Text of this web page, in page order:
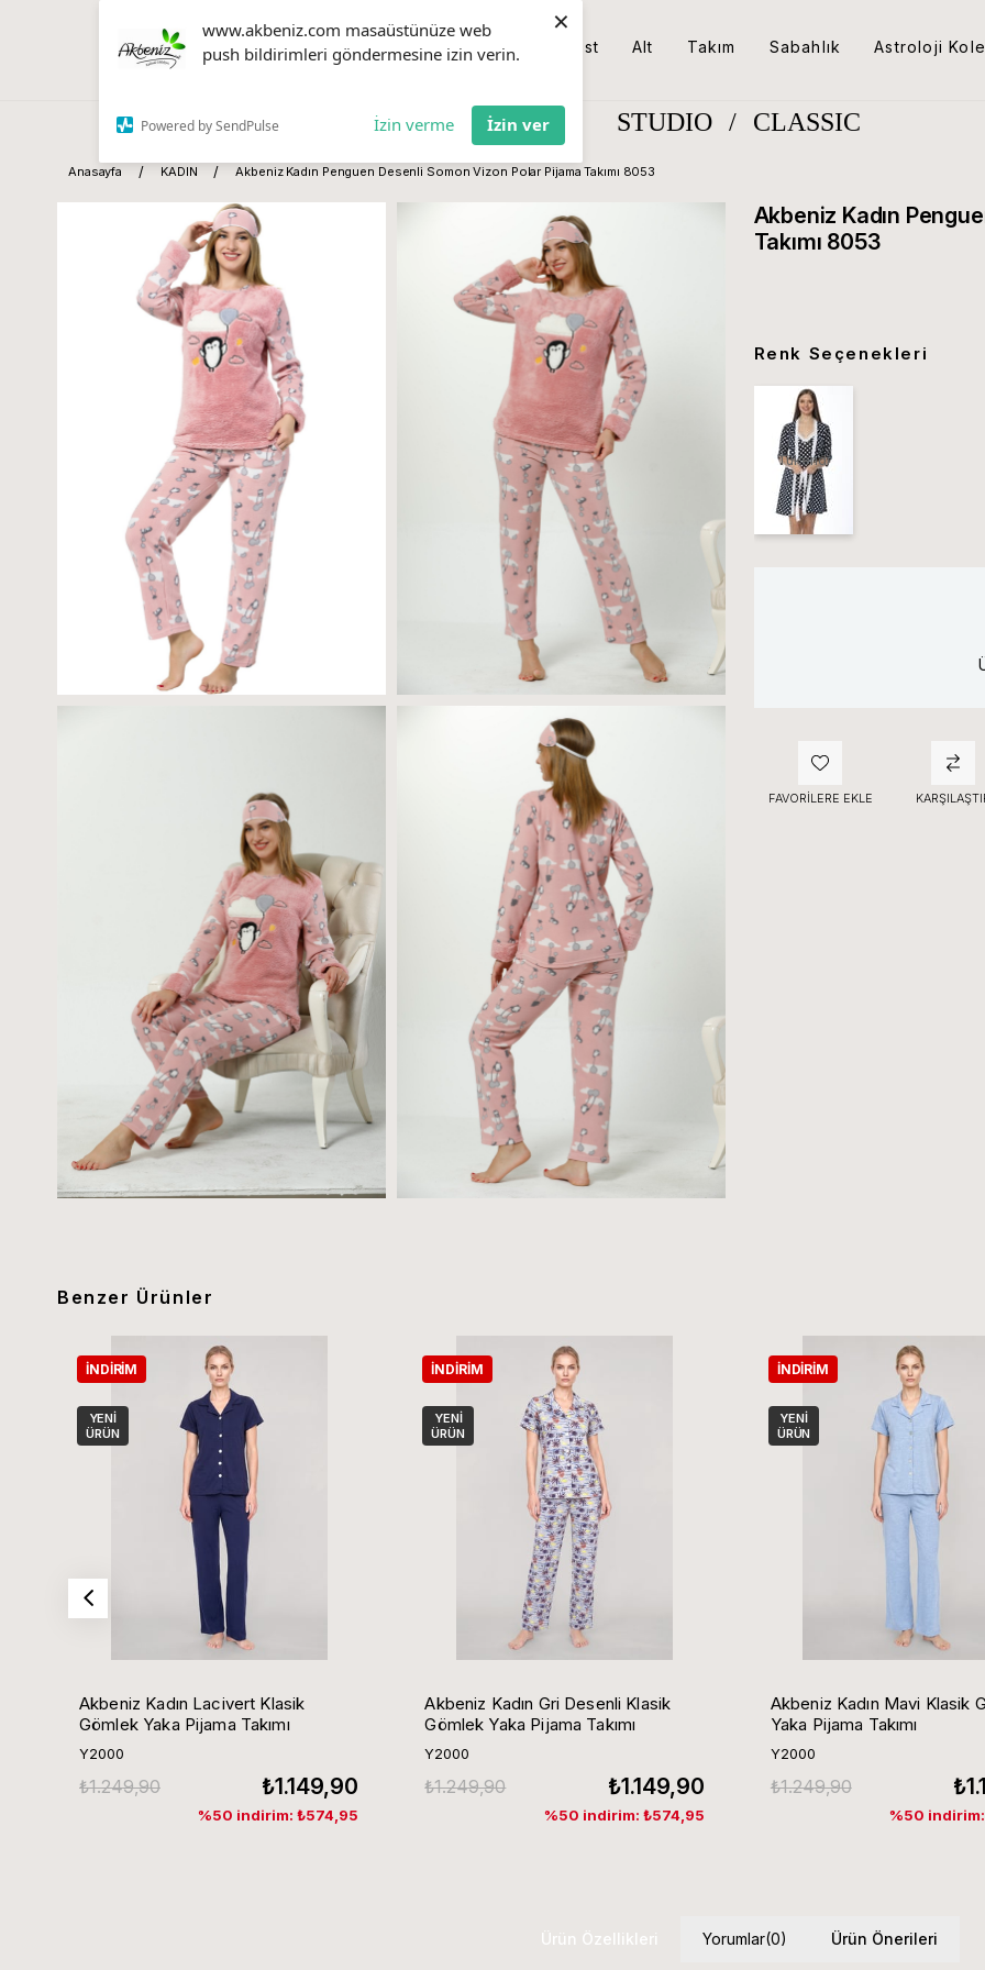
www.akbeniz.com masaüstünüze web
push bildirimleri göndermesine izin verin.
Powered by SendPulse İzin verme İzin ver
×
Üst Alt Takım Sabahlık Astroloji
STUDIO / CLASSIC
Anasayfa KADIN Akbeniz Kadın Penguen Desenli Somon Vizon Polar Pijama Takımı 8053
Akbeniz Kadın
Takımı 8053
Renk Seçenekleri
Tükendi
FAVORILERE EKLE
Benzer Ürünler
Akbeniz Kadın Lacivert Klasik
Gömlek Yaka Pijama Takımı
Y2000
₺1.149,90
₺1.249,90
%50 indirim: ₺574,95
İNDIRIM
YENI
ÜRÜN
Akbeniz Kadın Gri Desenli Klasik
Gömlek Yaka Pijama Takımı
Y2000
₺1.149,90
₺1.249,90
%50 indirim: ₺574,95
İNDIRIM
YENI
ÜRÜN
Akbeniz Kadın Mavi Klasik
Yaka Pijama Takımı
Y2000
₺1.249,90
%50
İNDIRIM
YENI
ÜRÜN
Ürün Özellikleri Yorumlar(0) Ürün Önerileri